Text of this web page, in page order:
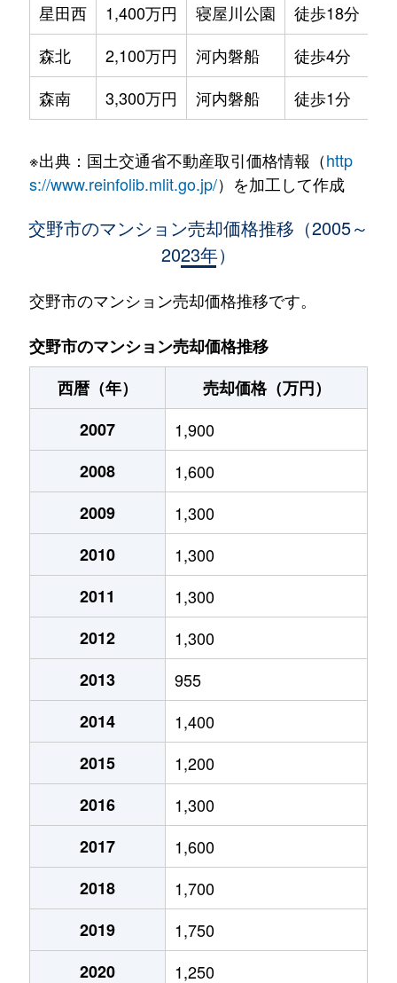
星田西
1,400万円 寝屋川公園 徒歩18分
森北
2,100万円 河内磐船 徒歩4分
森南
3,300万円 河内磐船 徒歩1分
※出典：国土交通省不動産取引価格情報（http
s://www.reinfolib.mlit.go.jp/）を加工して作成
交野市のマンション売却価格推移（2005～
2023年）
交野市のマンション売却価格推移です。
交野市のマンション売却価格推移
西暦（年）
売却価格（万円）
2007
1,900
2008
1,600
2009
1,300
2010
1,300
2011
1,300
2012
1,300
2013
955
2014
1,400
2015
1,200
2016
1,300
2017
1,600
2018
1,700
2019
1,750
2020
1,250